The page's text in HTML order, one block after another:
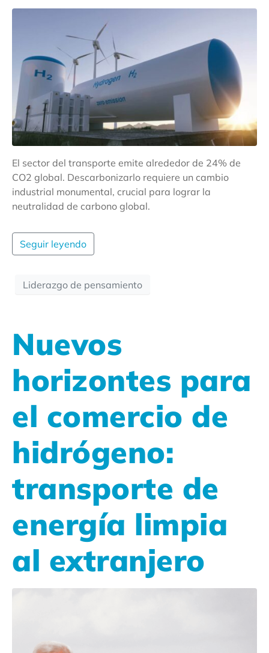
El sector del transporte emite alrededor de 24% de
CO2 global. Descarbonizarlo requiere un cambio
industrial monumental, crucial para lograr la
neutralidad de carbono global.
Seguir leyendo
Liderazgo de pensamiento
Nuevos
horizontes para
el comercio de
hidrógeno:
transporte de
energía limpia
al extranjero